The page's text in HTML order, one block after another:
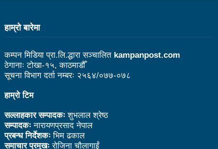
reform
ध्यान दिइनेछ : प्रचण्ड
सौर्य एयर दुर्घटनाः ४ जनाको जीवितै उद्दार, १५ जनाको मृत्यु
सौर्य एयर दुर्घटनाः आफ्नै कर्मचारी लिएर पोखरा जाँदै थियो
जहाज
सौर्य एयरको जहाज दुर्घटनाः २ जनाको शब फेला
हाम्राे बारेमा
कम्पन मिडिया प्रा.लि.द्धारा सञ्चालित kampanpost.com
ठेगानाः टोखा-१५, काठमाडौँ
सूचना विभाग दर्ता नम्बरः २५६४/०७७-०७८
हाम्रो टिम
सल्लाहकार सम्पादकःशुभलाल श्रेष्ठ
सम्पादकःनारायणप्रसाद नेपाल
प्रबन्ध निर्देशकःभिम ढकाल
समाचार प्रमुखःरोजिना चौलागाईं